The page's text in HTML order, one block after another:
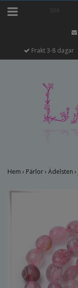
Frakt 3-8 dagar
Hem › Pärlor› Ädelsten ›